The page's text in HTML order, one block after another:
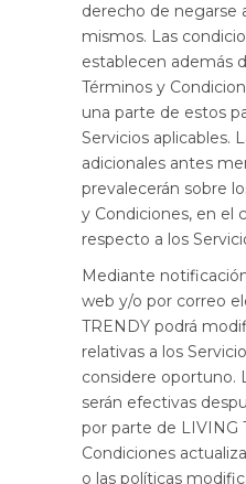
derecho de negarse
mismos. Las
establecen además
Términos y
una parte de estos
Servicios aplicables.
adicionales antes
prevalecerán sobre
y Condiciones, en el
respecto a los
Mediante
web y/o por correo
TRENDY podrá
relativas a los
considere oportuno.
serán efectivas
por parte de LIVING
Condiciones
o las políticas